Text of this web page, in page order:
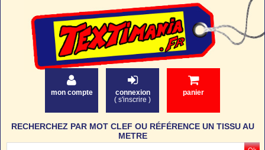
mon compte
connexion
( s'inscrire )
panier
RECHERCHEZ PAR MOT CLEF OU RÉFÉRENCE UN TISSU AU
METRE